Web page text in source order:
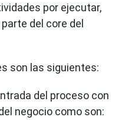
por ejecutar,
del core del
son las siguientes:
del proceso con
negocio como son: